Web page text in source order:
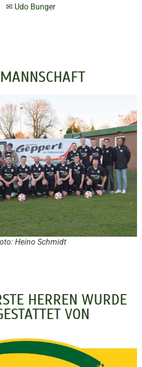
✉ Udo Bunger
Heino Schmidt
HERREN WURDE
VON